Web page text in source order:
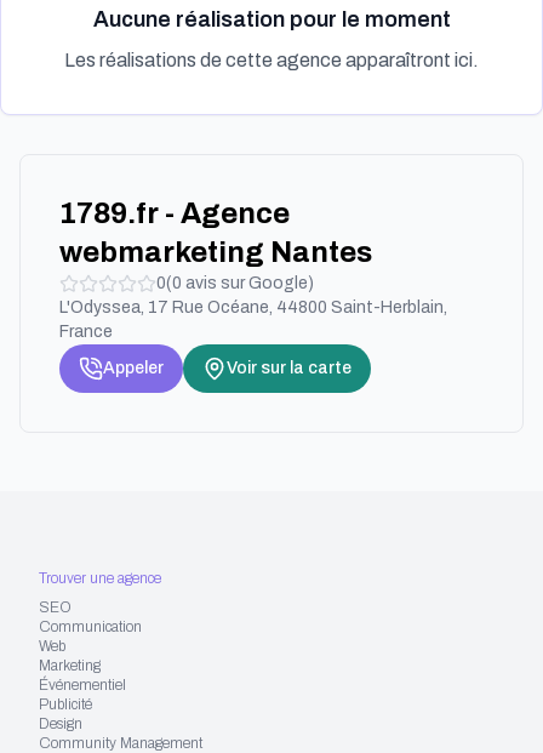
Aucune réalisation pour le moment
Les réalisations de cette agence apparaîtront ici.
1789.fr - Agence
webmarketing Nantes
0(0 avis sur Google)
L'Odyssea, 17 Rue Océane, 44800 Saint-Herblain,
France
Appeler
Voir sur la carte
Trouver une agence
SEO
Communication
Web
Marketing
Événementiel
Publicité
Design
Community Management